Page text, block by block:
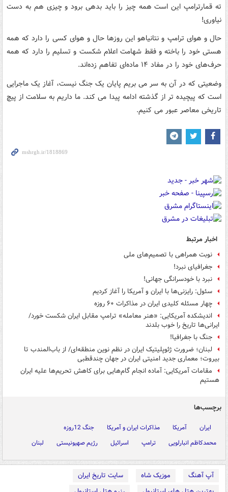
ته قمارترامپ این است همه چیز را باید بدهی برود و چیزی هم به دست
نیاوری!
حال و هوای ترامپ و نتانیاهو این روزها حال و هوای کسی را دارد که همه
هستی خود را باخته و فقط شهامت اعلام شکست و تسلیم را دارد که همه
حرف‌های خود را در مفاد ۱۴ ماده‌ای تفاهم زده‌اند.
وضعیتی که در آن به سر می بریم پایان یک جنگ نیست، آغاز یک ماجرایی
است که پیچیده تر از گذشته ادامه پیدا می کند. ما داریم به سلامت از پیچ
تاریخی معاصر عبور می کنیم.
اخبار مرتبط
نوبت همراهی با تصمیم‌های ملی
جغرافیای نبرد!
نبرد با خودسرانگی جهانی!
سئول: رایزنی‌ها با ایران و آمریکا را آغاز کردیم
چهار مسئله کلیدی ایران در مذاکرات ۶۰ روزه
اندیشکده آمریکایی: «هنر معامله» ترامپ مقابل ایران شکست خورد/
ایرانی‌ها تاریخ را خوب بلدند
جنگ با جغرافیا!
لبنان؛ ضرورت ژئوپلیتیک ایران در نظم نوین منطقه‌ای/ از باب‌المندب تا
بیروت؛ معماری جدید امنیتی ایران در جهان چندقطبی
مقامات آمریکایی: آماده انجام گام‌هایی برای کاهش تحریم‌ها علیه ایران
هستیم
برچسب‌ها
ایران آمریکا مذاکرات ایران و آمریکا
جنگ 12روزه
محمدکاظم انبارلویی
ترامپ اسرائیل رژیم صهیونیستی لبنان
آپ آهنگ موزیک شاه
سایت تاریخ ایران